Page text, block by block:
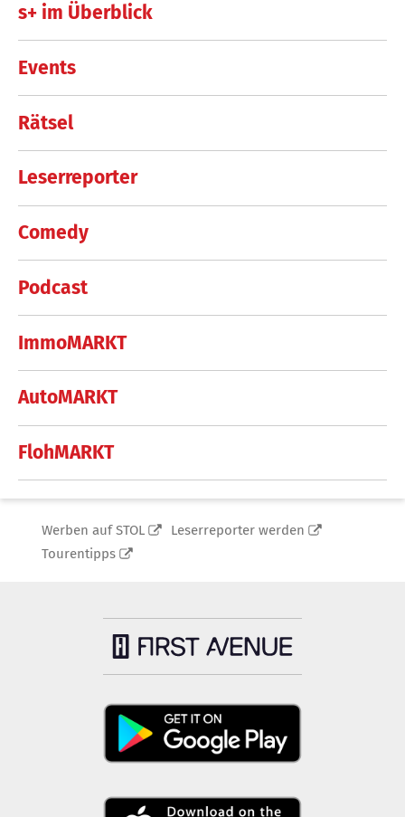
s+ im Überblick
Events
Rätsel
Leserreporter
Comedy
Podcast
ImmoMARKT
AutoMARKT
FlohMARKT
Werben auf STOL
Leserreporter werden
Tourentipps